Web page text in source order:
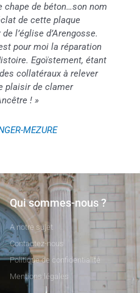
chape de béton…son nom
de cette plaque
l’église d’Arengosse.
pour moi la réparation
Egoïstement, étant
collatéraux à relever
plaisir de clamer
!»
MEZURE
Qui sommes-nous ?
A notre sujet
Contactez-nous
Politique de confidentialité
Mentions légales